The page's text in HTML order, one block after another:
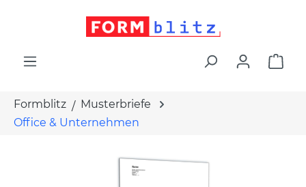
Formblitz
Musterbriefe
Office & Unternehmen